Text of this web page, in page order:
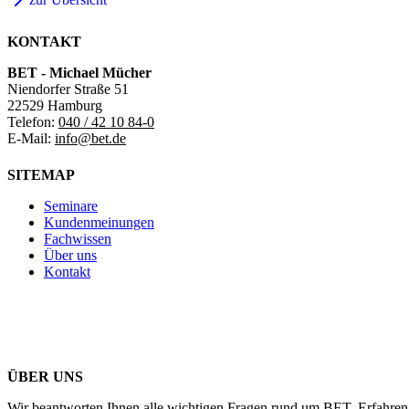
KONTAKT
BET - Michael Mücher
Niendorfer Straße 51
22529 Hamburg
Telefon: 040 / 42 10 84-0
E-Mail: info@bet.de
SITEMAP
Seminare
Kundenmeinungen
Fachwissen
Über uns
Kontakt
ÜBER UNS